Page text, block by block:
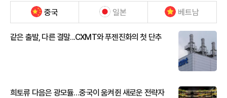
중국 일본 베트남
같은 출발, 다른 결말...CXMT와 푸젠진화의 첫 단추
희토류 다음은 광모듈…중국이 움켜쥔 새로운 전략자